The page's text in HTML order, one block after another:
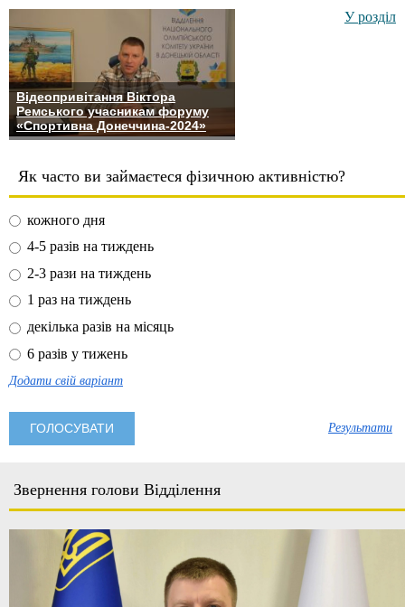
Відеопривітання Віктора
Ремського учасникам форуму
«Спортивна Донеччина-2024»
У розділ
Як часто ви займаєтеся фізичною активністю?
кожного дня
4-5 разів на тиждень
2-3 рази на тиждень
1 раз на тиждень
декілька разів на місяць
6 разів у тижень
Додати свій варіант
Результати
Звернення голови Відділення